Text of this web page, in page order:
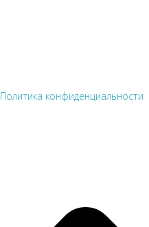
Политика конфиденциальности